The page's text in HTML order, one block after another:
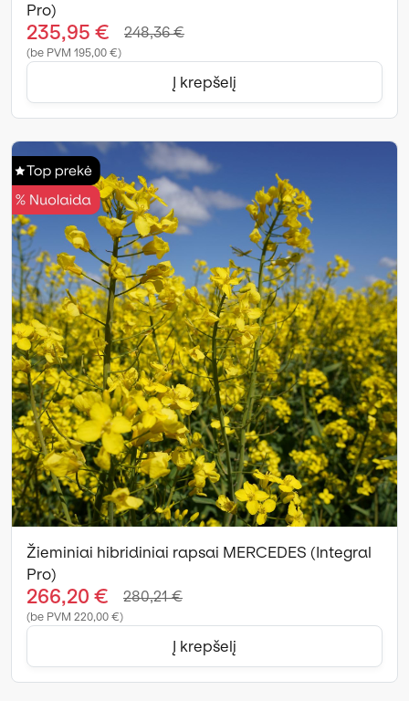
Pro)
235,95 € 248,36 €
(be PVM 195,00 €)
Į krepšelį
Žieminiai hibridiniai rapsai MERCEDES (Integral
Pro)
266,20 € 280,21 €
(be PVM 220,00 €)
Į krepšelį